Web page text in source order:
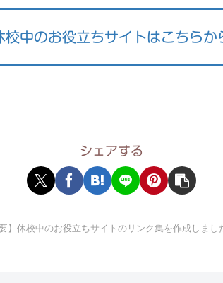
校中のお役立ちサイトはこちらか
シェアする
要】休校中のお役立ちサイトのリンク集を作成しまし